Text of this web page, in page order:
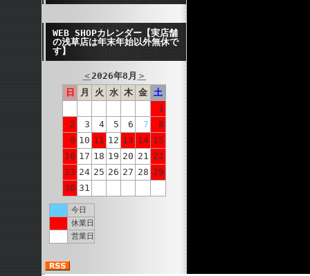
WEB SHOPカレンダー【実店舗
の浅草店は年末年始以外無休で
す】
＜2026年8月 ＞
日
月 火 水 木 金 土
1
2
3 4 5 6 7
8
9 10 11 12 13 14 15
16 17 18 19 20 21 22
23 24 25 26 27 28 29
30 31
今日
休業日
営業日